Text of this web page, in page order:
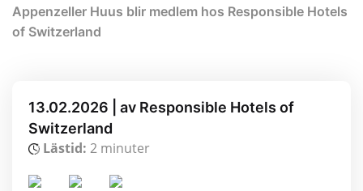
Appenzeller Huus blir medlem hos Responsible Hotels
of Switzerland
13.02.2026 | av Responsible Hotels of
Switzerland
Lästid: 2 minuter